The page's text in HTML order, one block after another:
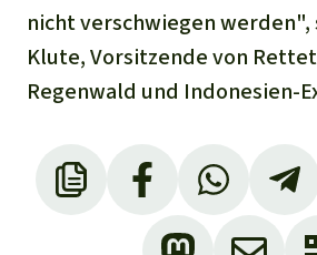
nicht verschwiegen werden",
Klute, Vorsitzende von
Regenwald und Indonesien-
Der G20, 1999 gegründet,
Staaten an: Argentinien,
Kanada, China, Frankreich,